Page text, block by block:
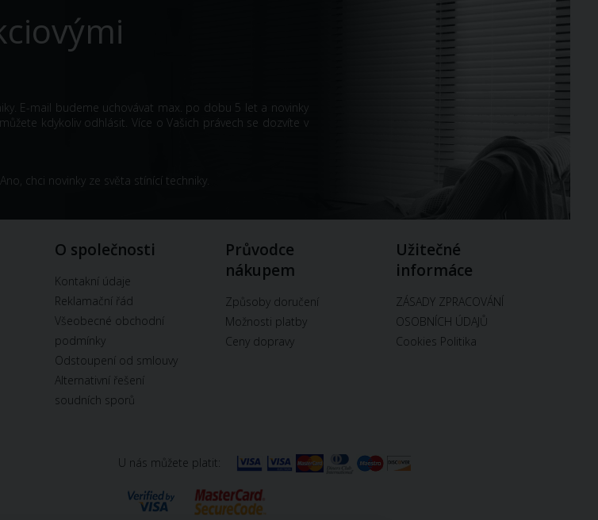
E-mail budeme uchovávat max. po dobu 5 let a novinky
kdykoliv odhlásit. Více o Vašich právech se dozvíte v
Ano, chci novinky ze světa stínící techniky.
O společnosti
Kontakní údaje
Reklamační řád
Všeobecné obchodní
podmínky
Odstoupení od smlouvy
Alternativní řešení
soudních sporů
Průvodce
nákupem
Způsoby doručení
Možnosti platby
Ceny dopravy
Užitečné
informáce
ZÁSADY ZPRACOVÁNÍ
OSOBNÍCH ÚDAJŮ
Cookies Politika
U nás můžete platit: